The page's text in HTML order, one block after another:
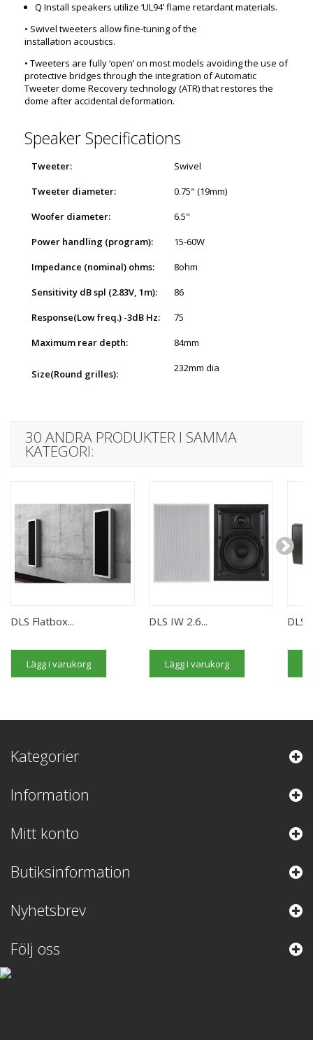
Q Install speakers utilize ‘UL94’ flame retardantmaterials.
• Swivel tweeters allow fine-tuning of the
installation acoustics.
• Tweeters are fully ‘open’ on most models avoiding the use of
protective bridges through the integration of Automatic
Tweeter dome Recovery technology (ATR) that restores the
dome after accidental deformation.
Speaker Specifications
Tweeter:
Swivel
Tweeter diameter:
0.75" (19mm)
Woofer diameter:
6.5"
Power handling (program):
15-60W
Impedance (nominal) ohms:
8ohm
Sensitivity dB spl (2.83V, 1m):
86
Response(Low freq.) -3dB Hz:
75
Maximum rear depth:
84mm
Size(Round grilles): 232mm dia
30 ANDRA PRODUKTER I SAMMA
KATEGORI:
DLS Flatbox...
Lägg i varukorg
DLS IW 2.6...
Lägg i varukorg
DLS
Kategorier
Information
Mitt konto
Butiksinformation
Nyhetsbrev
Följ oss